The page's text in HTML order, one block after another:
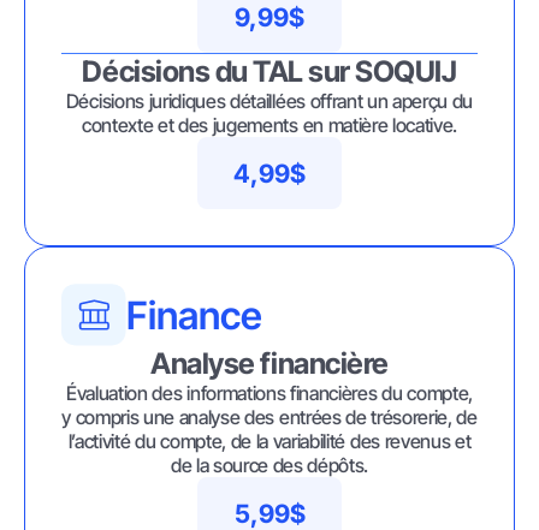
9,99$
Décisions du TAL sur SOQUIJ
Décisions juridiques détaillées offrant un aperçu du
contexte et des jugements en matière locative.
4,99$
Finance
Analyse financière
Évaluation des informations financières du compte,
y compris une analyse des entrées de trésorerie, de
l’activité du compte, de la variabilité des revenus et
de la source des dépôts.
5,99$